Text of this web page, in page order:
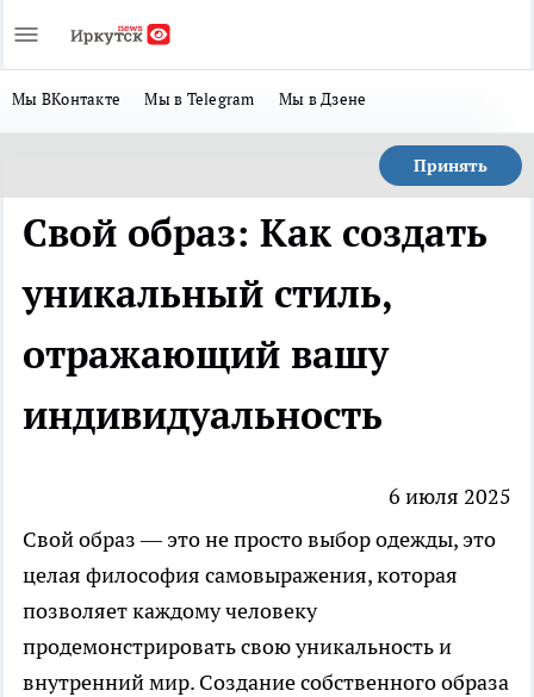
Мы ВКонтакте Мы в Telegram Мы в Дзене
Принять
Свой образ: Как создать
уникальный стиль,
отражающий вашу
индивидуальность
6 июля 2025
Свой образ — это не просто выбор одежды, это
целая философия самовыражения, которая
позволяет каждому человеку
продемонстрировать свою уникальность и
внутренний мир. Создание собственного образа